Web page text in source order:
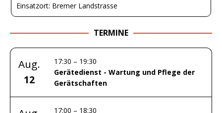
Einsatzort: Bremer Landstrasse
TERMINE
Aug.
12
17:30 – 19:30
Gerätedienst - Wartung und Pflege der
Gerätschaften
17:00 – 18:30